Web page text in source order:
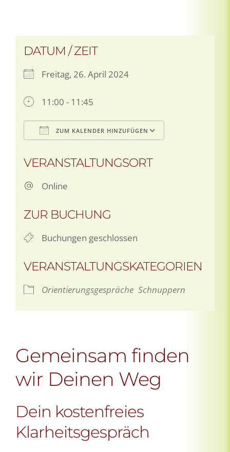
DATUM / ZEIT
Freitag, 26. April 2024
11:00 - 11:45
ZUM KALENDER HINZUFÜGEN
VERANSTALTUNGSORT
Online
ZUR BUCHUNG
Buchungen geschlossen
VERANSTALTUNGSKATEGORIEN
Orientierungsgespräche Schnuppern
Gemeinsam finden
wir Deinen Weg
Dein kostenfreies
Klarheitsgespräch